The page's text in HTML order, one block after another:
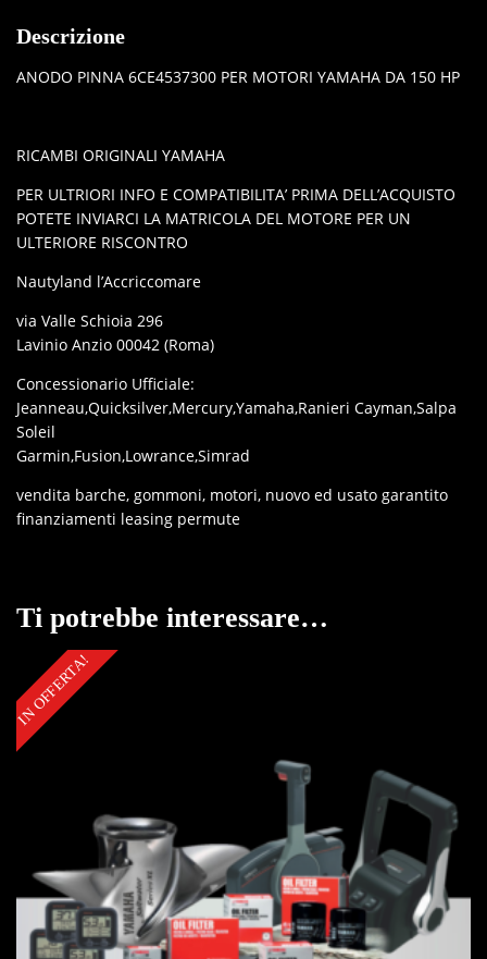
Descrizione
ANODO PINNA 6CE4537300 PER MOTORI YAMAHA DA 150 HP
RICAMBI ORIGINALI YAMAHA
PER ULTRIORI INFO E COMPATIBILITA’ PRIMA DELL’ACQUISTO
POTETE INVIARCI LA MATRICOLA DEL MOTORE PER UN
ULTERIORE RISCONTRO
Nautyland l’Accriccomare
via Valle Schioia 296
Lavinio Anzio 00042 (Roma)
Concessionario Ufficiale:
Jeanneau,Quicksilver,Mercury,Yamaha,Ranieri Cayman,Salpa
Soleil
Garmin,Fusion,Lowrance,Simrad
vendita barche, gommoni, motori, nuovo ed usato garantito
finanziamenti leasing permute
Ti potrebbe interessare…
IN OFFERTA!